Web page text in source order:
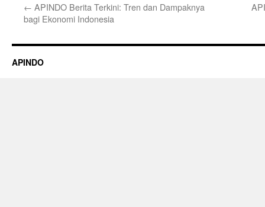
← APINDO Berita Terkini: Tren dan Dampaknya
bagi Ekonomi Indonesia
APINDO